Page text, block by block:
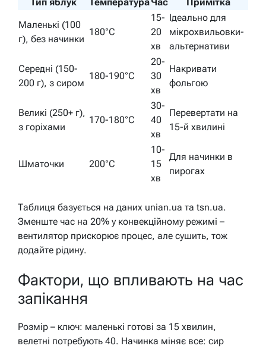
Маленькі (100
г), без начинки
180°C
15-
20
хв
Ідеально для
мікрохвильовки-
альтернативи
Середні (150-
200 г), з сиром
180-190°C
20-
30
хв
Накривати
фольгою
Великі (250+ г),
з горіхами
170-180°C
30-
40
хв
Перевертати на
15-й хвилині
Шматочки 200°C
10-
15
хв
Для начинки в
пирогах
Таблиця базується на даних unian.ua та tsn.ua.
Зменште час на 20% у конвекційному режимі –
вентилятор прискорює процес, але сушить, тож
додайте рідину.
Фактори, що впливають на час
запікання
Розмір – ключ: маленькі готові за 15 хвилин,
велетні потребують 40. Начинка міняє все: сир